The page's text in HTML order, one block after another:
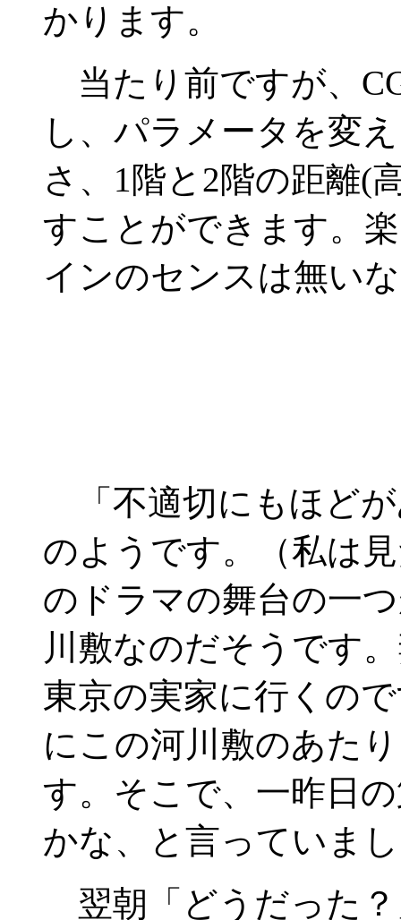
かります。
当たり前ですが、
し、パラメータを変
さ、1階と2階の距離(
すことができます。
インのセンスは無い
「不適切にもほど
のようです。（私は
のドラマの舞台の一
川敷なのだそうです
東京の実家に行くの
にこの河川敷のあた
す。そこで、一昨日
かな、と言っていま
翌朝「どうだった